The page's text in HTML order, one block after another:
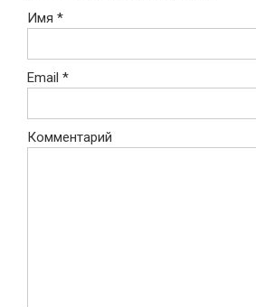
Имя *
Email *
Комментарий